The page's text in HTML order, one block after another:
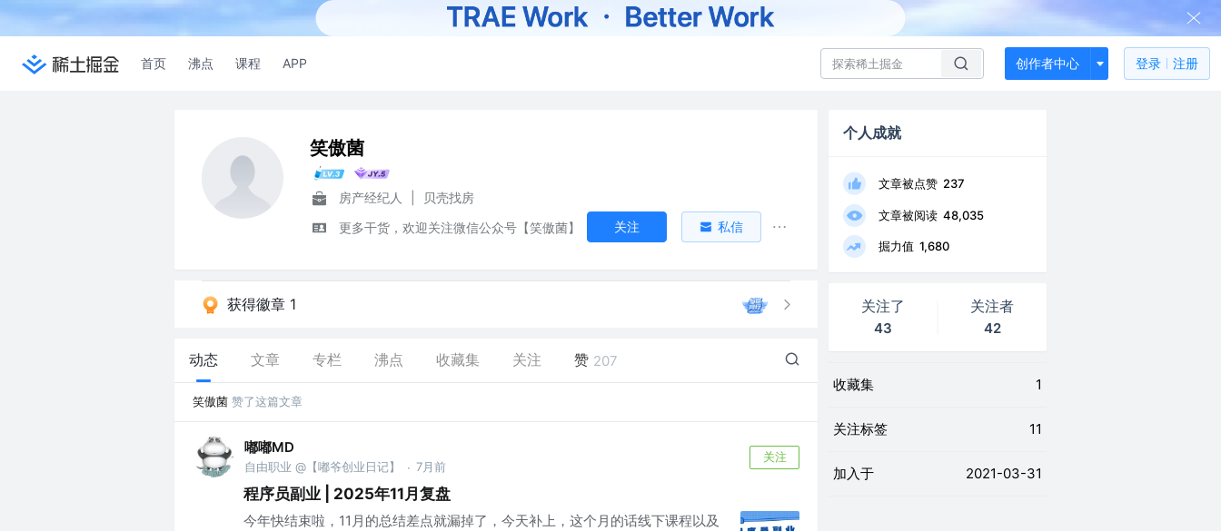
首页 沸点 课程 APP 创作者中心 登录 注册
笑傲菌
房产经纪人
贝壳找房
更多干货，欢迎关注微信公众号【笑傲菌】
关注 私信
获得徽章 1
动态 文章 专栏 沸点 收藏集 关注 赞 207
笑傲菌 赞了这篇文章
嘟嘟MD
自由职业 @【嘟爷创业日记】 · 7月前
关注
程序员副业 | 2025年11月复盘
今年快结束啦，11月的总结差点就漏掉了，今天补上，这个月的话线下课程以及
个人成就
文章被点赞 237
文章被阅读 48,035
掘力值 1,680
关注了
43
关注者
42
收藏集 1
关注标签 11
加入于 2021-03-31